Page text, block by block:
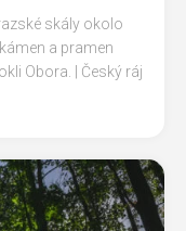
skály okolo
a pramen
Obora. | Český ráj